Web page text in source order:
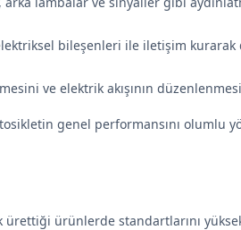
bileşenleri ile iletişim kurarak
ve elektrik akışının
genel performansını olumlu
ürünlerde standartlarını